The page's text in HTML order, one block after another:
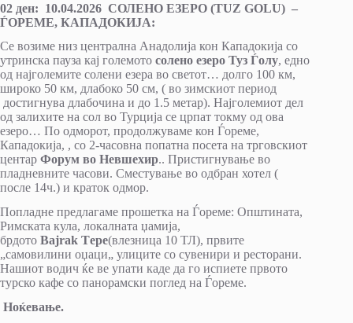
02 ден: 10.04.2026 СОЛЕНО ЕЗЕРО (TUZ GOLU) –
ЃОРЕМЕ, КАПАДОКИЈА:
Се возиме низ централна Анадолија кон Кападокија со
утринска пауза кај големото солено езеро Туз Ѓолу, едно
од најголемите солени езера во светот… долго 100 км,
широко 50 км, длабоко 50 см, ( во зимскиот период
достигнува длабочина и до 1.5 метар). Најголемиот дел
од залихите на сол во Турција се црпат токму од ова
езеро… По одморот, продолжуваме кон Ѓореме,
Кападокија, , со 2-часовна попатна посета на трговскиот
центар Форум во Невшехир.. Пристигнување во
пладневните часови. Сместување во одбран хотел (
после 14ч.) и краток одмор.
Попладне предлагаме прошетка на Ѓореме: Општината,
Римската кула, локалната џамија,
брдото Bajrak Тepe(влезница 10 ТЛ), првите
„самовилини оџаци„ улиците со сувенири и ресторани.
Нашиот водич ќе ве упати каде да го испиете првото
турско кафе со панорамски поглед на Ѓореме.
Ноќевање.